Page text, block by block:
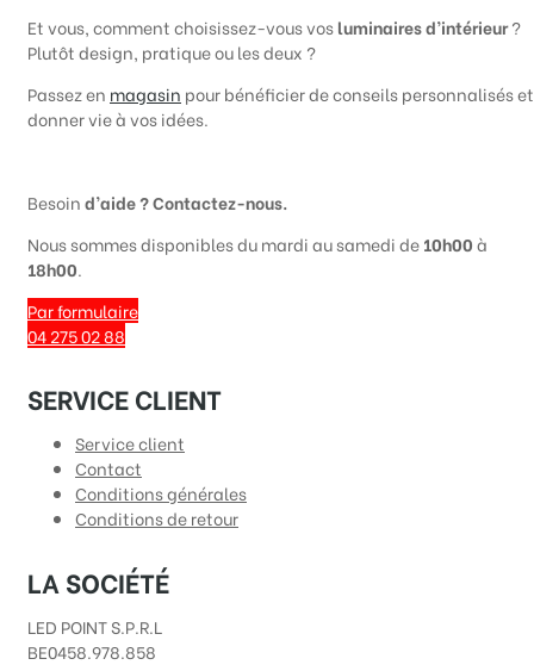
Et vous, comment choisissez-vous vosluminaires d’intérieur?
Plutôt design, pratique ou les deux ?
Passez en magasin pour bénéficier de conseils personnalisés et
donner vie à vos idées.
Besoind’aide ? Contactez-nous.
Nous sommes disponibles du mardi au samedi de10h00à
18h00.
Par formulaire
04 275 02 88​
SERVICE CLIENT
Service client
Contact
Conditions générales
Conditions de retour
LA SOCIÉTÉ
LED POINT S.P.R.L
BE0458.978.858